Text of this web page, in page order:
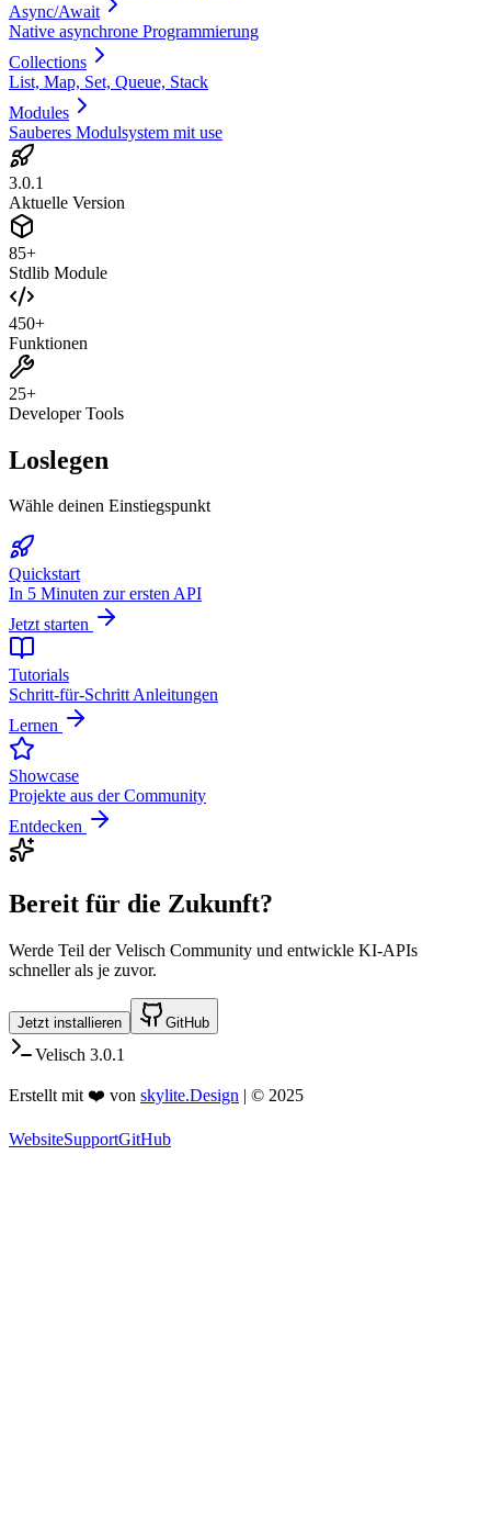
Async/Await
Native asynchrone Programmierung
Collections
List, Map, Set, Queue, Stack
Modules
Sauberes Modulsystem mit use
3.0.1
Aktuelle Version
85+
Stdlib Module
450+
Funktionen
25+
Developer Tools
Loslegen
Wähle deinen Einstiegspunkt
Quickstart
In 5 Minuten zur ersten API
Jetzt starten
Tutorials
Schritt-für-Schritt Anleitungen
Lernen
Showcase
Projekte aus der Community
Entdecken
Bereit für die Zukunft?
Werde Teil der Velisch Community und entwickle KI-APIs
schneller als je zuvor.
Jetzt installieren GitHub
Velisch 3.0.1
Erstellt mit ❤️ von skylite.Design | © 2025
WebsiteSupportGitHub